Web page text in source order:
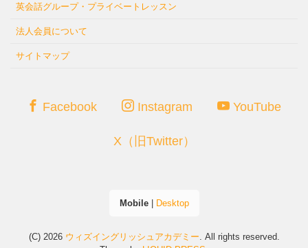
英会話グループ・プライベートレッスン
法人会員について
サイトマップ
Facebook Instagram YouTube
X（旧Twitter）
Mobile| Desktop
(C) 2026 ウィズイングリッシュアカデミー . All rights reserved.